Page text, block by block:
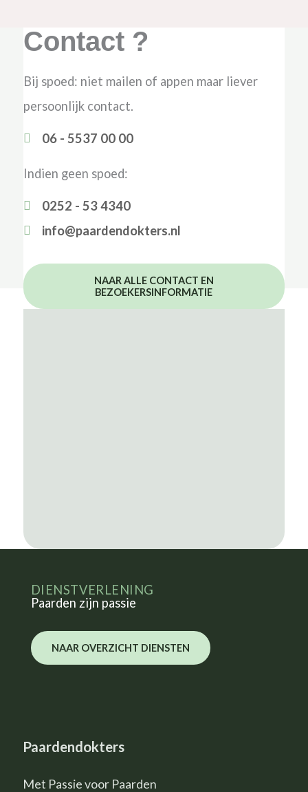
Contact ?
Bij spoed: niet mailen of appen maar liever
persoonlijk contact.
06 - 5537 00 00
Indien geen spoed:
0252 - 53 4340
info@paardendokters.nl
NAAR ALLE CONTACT EN
BEZOEKERSINFORMATIE
DIENSTVERLENING
Paarden zijn passie
NAAR OVERZICHT DIENSTEN
Paardendokters
Met Passie voor Paarden